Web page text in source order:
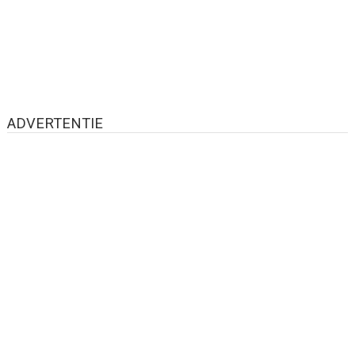
ADVERTENTIE